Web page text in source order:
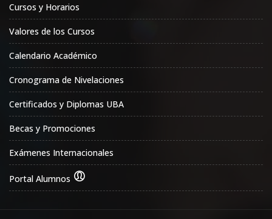
Cursos y Horarios
Valores de los Cursos
Calendario Académico
Cronograma de Nivelaciones
Certificados y Diplomas UBA
Becas y Promociones
Exámenes Internacionales
Portal Alumnos